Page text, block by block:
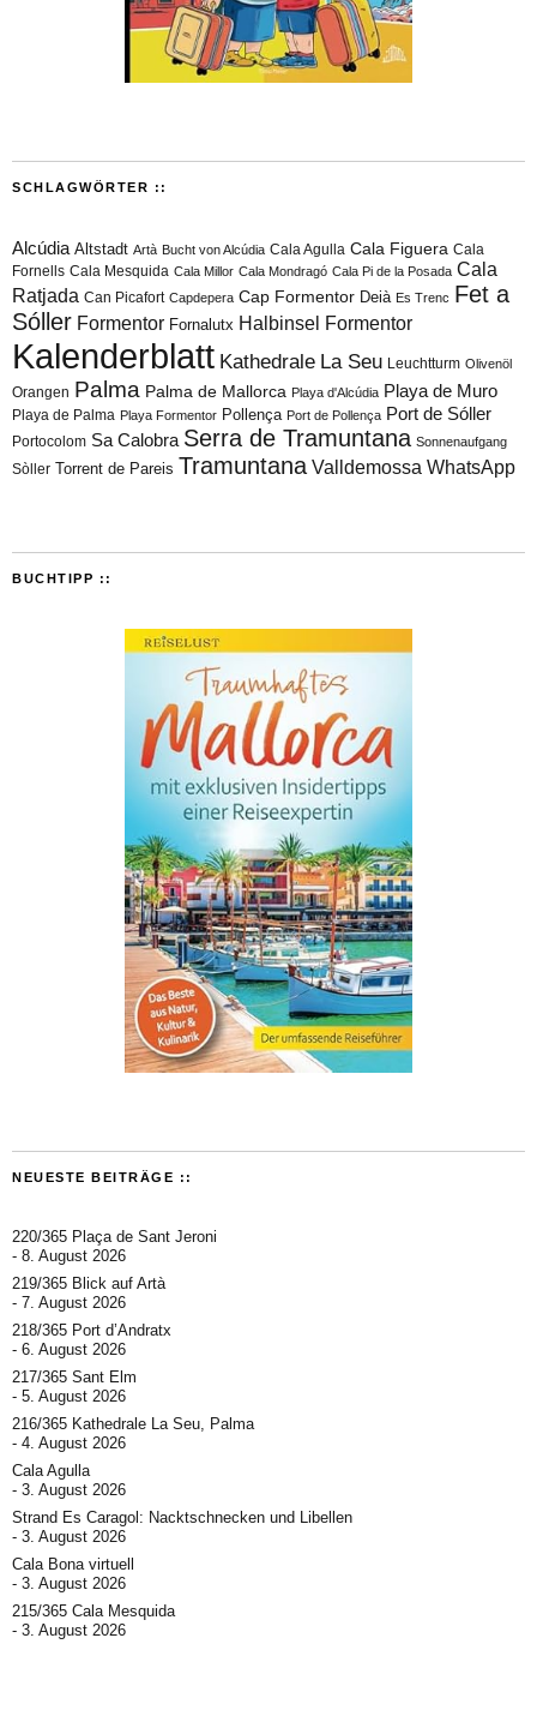
SCHLAGWÖRTER ::
Alcúdia Altstadt Artà Bucht von Alcúdia Cala Agulla Cala Figuera Cala
Fornells Cala Mesquida Cala Millor Cala Mondragó Cala Pi de la Posada Cala
Ratjada Can Picafort Capdepera Cap Formentor Deià Es Trenc Fet a
Sóller Formentor Fornalutx Halbinsel Formentor
Kalenderblatt Kathedrale La Seu Leuchtturm Olivenöl
Orangen Palma Palma de Mallorca Playa d'Alcúdia Playa de Muro
Playa de Palma Playa Formentor Pollença Port de Pollença Port de Sóller
Portocolom Sa Calobra Serra de Tramuntana Sonnenaufgang
Sòller Torrent de Pareis Tramuntana Valldemossa WhatsApp
BUCHTIPP ::
NEUESTE BEITRÄGE ::
220/365 Plaça de Sant Jeroni
8. August 2026
219/365 Blick auf Artà
7. August 2026
218/365 Port d’Andratx
6. August 2026
217/365 Sant Elm
5. August 2026
216/365 Kathedrale La Seu, Palma
4. August 2026
Cala Agulla
3. August 2026
Strand Es Caragol: Nacktschnecken und Libellen
3. August 2026
Cala Bona virtuell
3. August 2026
215/365 Cala Mesquida
3. August 2026